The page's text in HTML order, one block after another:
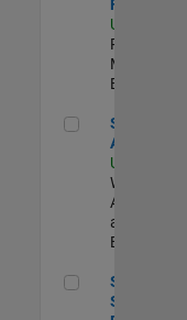
FPGA / ASIC
US-MA-
Product
Marketing |
Senior Applied
Senior
AI Engineer
US-MA-
Web
Applications
and
Senior
Senior
Software